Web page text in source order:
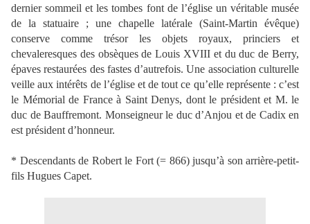
dernier sommeil et les tombes font de l’église un véritable musée
de la statuaire ; une chapelle latérale (Saint-Martin évêque)
conserve comme trésor les objets royaux, princiers et
chevaleresques des obsèques de Louis XVIII et du duc de Berry,
épaves restaurées des fastes d’autrefois. Une association culturelle
veille aux intérêts de l’église et de tout ce qu’elle représente : c’est
le Mémorial de France à Saint Denys, dont le président et M. le
duc de Bauffremont. Monseigneur le duc d’Anjou et de Cadix en
est président d’honneur.
* Descendants de Robert le Fort (= 866) jusqu’à son arrière-petit-
fils Hugues Capet.